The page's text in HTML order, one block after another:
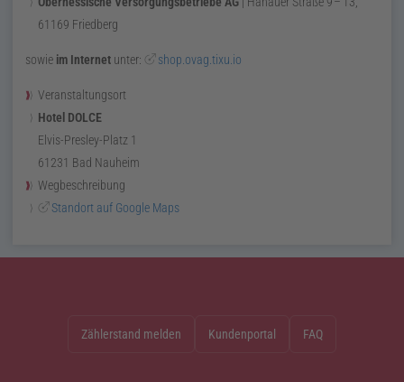
61169 Friedberg
sowie im Internet unter: shop.ovag.tixu.io
Veranstaltungsort
Hotel DOLCE
Elvis-Presley-Platz 1
61231 Bad Nauheim
Wegbeschreibung
Standort auf Google Maps
Zählerstand melden Kundenportal FAQ